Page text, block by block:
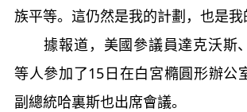
族平等。這仍然是我的計劃，也是我
據報道，美國參議員達克沃斯
等人參加了15日在白宮橢圓形辦公
副總統哈裏斯也出席會議。